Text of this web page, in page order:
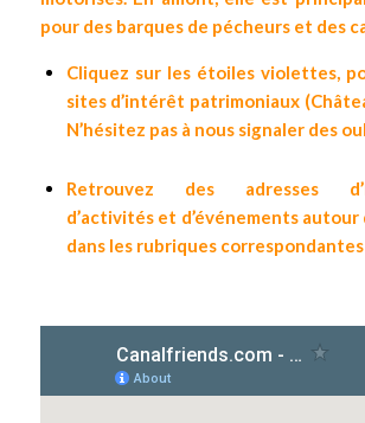
pour des barques de pécheurs et des
Cliquez sur les étoiles violettes,
sites d’intérêt patrimoniaux
N’hésitez pas à nous signaler des
Retrouvez des adresses
d’activités et d’événements autour
dans les rubriques